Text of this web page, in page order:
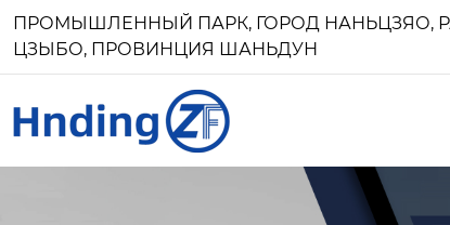
ПРОМЫШЛЕННЫЙ ПАРК, ГОРОД НАНЬЦЗЯО,
ЦЗЫБО, ПРОВИНЦИЯ ШАНЬДУН